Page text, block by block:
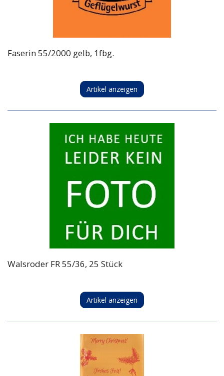
Faserin 55/2000 gelb, 1fbg.
Artikel anzeigen
Walsroder FR 55/36, 25 Stück
Artikel anzeigen